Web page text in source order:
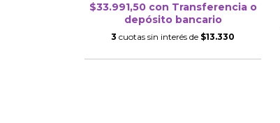
$33.991,50 con Transferencia o
depósito bancario
3 cuotas sin interés de $13.330